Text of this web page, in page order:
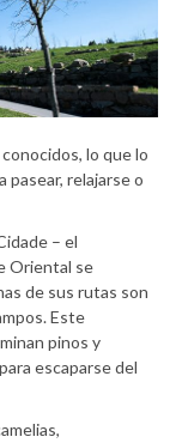
lo que lo
pasear, relajarse o
– el
Oriental se
de sus rutas son
Este
pinos y
escaparse del